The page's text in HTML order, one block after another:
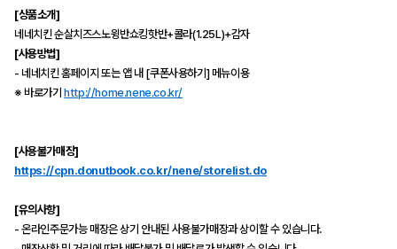
[상품소개]
네네치킨 순살치즈스노윙반쇼킹핫반+콜라(1.25L)+감자
[사용방법]
- 네네치킨 홈페이지 또는 앱 내 [쿠폰사용하기] 메뉴이용
※ 바로가기http://home.nene.co.kr/
[사용불가매장]
https://cpn.donutbook.co.kr/nene/storelist.do
[유의사항]
- 온라인주문가능 매장은 상기 안내된 사용불가매장과 상이할 수 있습니다.